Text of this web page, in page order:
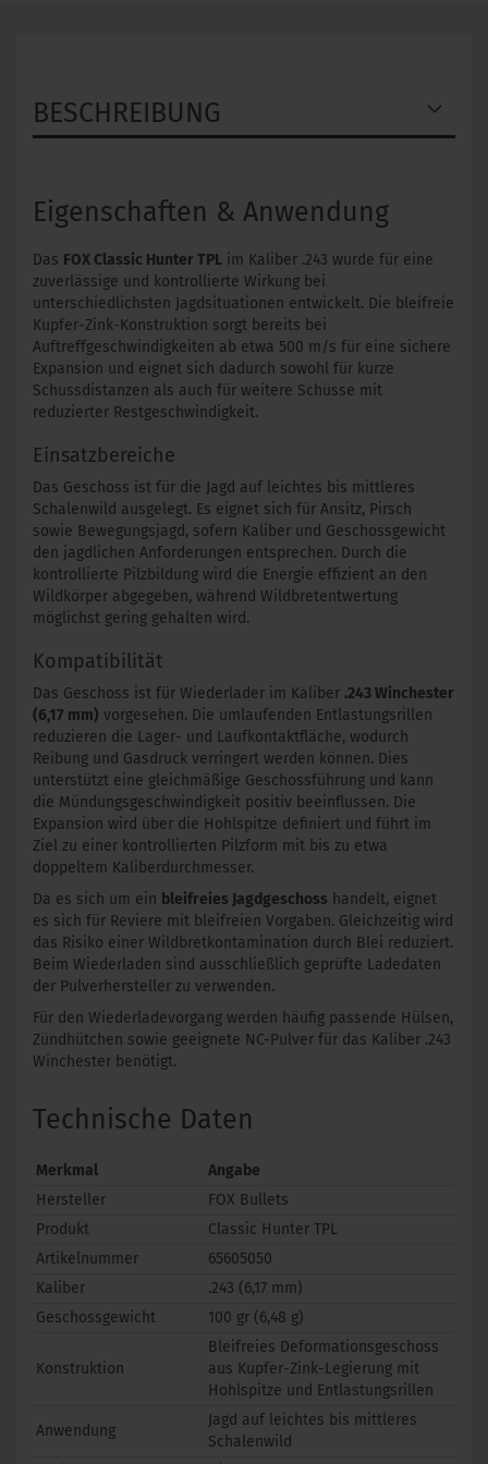
BESCHREIBUNG
Eigenschaften & Anwendung
Das FOX Classic Hunter TPL im Kaliber .243 wurde für eine
zuverlässige und kontrollierte Wirkung bei
unterschiedlichsten Jagdsituationen entwickelt. Die bleifreie
Kupfer-Zink-Konstruktion sorgt bereits bei
Auftreffgeschwindigkeiten ab etwa 500 m/s für eine sichere
Expansion und eignet sich dadurch sowohl für kurze
Schussdistanzen als auch für weitere Schüsse mit
reduzierter Restgeschwindigkeit.
Einsatzbereiche
Das Geschoss ist für die Jagd auf leichtes bis mittleres
Schalenwild ausgelegt. Es eignet sich für Ansitz, Pirsch
sowie Bewegungsjagd, sofern Kaliber und Geschossgewicht
den jagdlichen Anforderungen entsprechen. Durch die
kontrollierte Pilzbildung wird die Energie effizient an den
Wildkörper abgegeben, während Wildbretentwertung
möglichst gering gehalten wird.
Kompatibilität
Das Geschoss ist für Wiederlader im Kaliber .243 Winchester
(6,17 mm) vorgesehen. Die umlaufenden Entlastungsrillen
reduzieren die Lager- und Laufkontaktfläche, wodurch
Reibung und Gasdruck verringert werden können. Dies
unterstützt eine gleichmäßige Geschossführung und kann
die Mündungsgeschwindigkeit positiv beeinflussen. Die
Expansion wird über die Hohlspitze definiert und führt im
Ziel zu einer kontrollierten Pilzform mit bis zu etwa
doppeltem Kaliberdurchmesser.
Da es sich um ein bleifreies Jagdgeschoss handelt, eignet
es sich für Reviere mit bleifreien Vorgaben. Gleichzeitig wird
das Risiko einer Wildbretkontamination durch Blei reduziert.
Beim Wiederladen sind ausschließlich geprüfte Ladedaten
der Pulverhersteller zu verwenden.
Für den Wiederladevorgang werden häufig passende Hülsen,
Zündhütchen sowie geeignete NC-Pulver für das Kaliber .243
Winchester benötigt.
Technische Daten
Merkmal
Angabe
Hersteller
FOX Bullets
Produkt
Classic Hunter TPL
Artikelnummer
65605050
Kaliber
.243 (6,17 mm)
Geschossgewicht
100 gr (6,48 g)
Konstruktion
Bleifreies Deformationsgeschoss
aus Kupfer-Zink-Legierung mit
Hohlspitze und Entlastungsrillen
Anwendung
Jagd auf leichtes bis mittleres
Schalenwild